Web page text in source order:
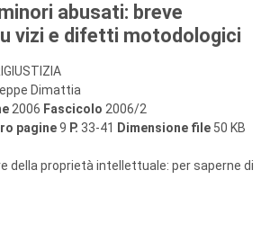
abusati: breve
vizi e difetti motodologici
Dimattia
2006 Fascicolo 2006/2
pagine9 P. 33-41 Dimensione file 50 KB
della proprietà intellettuale: per saperne di